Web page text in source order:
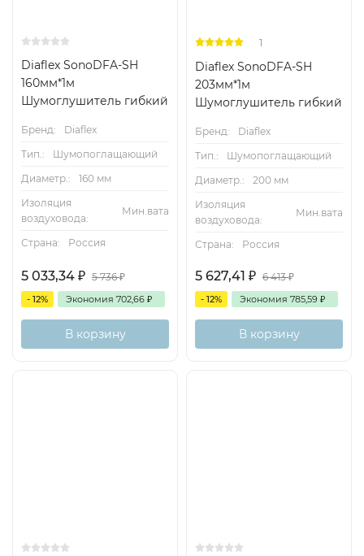
Diaflex SonoDFA-SH
160мм*1м
Шумоглушитель гибкий
Бренд:
Diaflex
Тип.:
Шумопоглащающий
Диаметр.:
160 мм
Изоляция
воздуховода:
Мин.вата
Страна: Россия
5 033,34 ₽ 5 736₽
- 12% Экономия 702,66 ₽
В корзину
1
Diaflex SonoDFA-SH
203мм*1м
Шумоглушитель гибкий
Бренд:
Diaflex
Тип.:
Шумопоглащающий
Диаметр.:
200 мм
Изоляция
воздуховода:
Мин.вата
Страна: Россия
5 627,41 ₽ 6 413₽
- 12% Экономия 785,59 ₽
В корзину